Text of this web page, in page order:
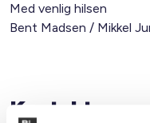
Med venlig hilsen
Bent Madsen / Mikkel
Kontakt